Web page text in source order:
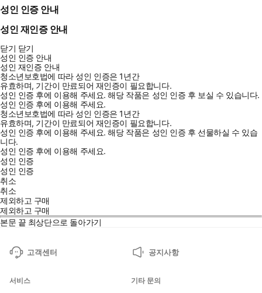
성인 인증 안내
성인 재인증 안내
닫기 닫기
성인 인증 안내
성인 재인증 안내
청소년보호법에 따라 성인 인증은 1년간
유효하며, 기간이 만료되어 재인증이 필요합니다.
성인 인증 후에 이용해 주세요.해당 작품은 성인 인증 후 보실 수 있습니다.
성인 인증 후에 이용해 주세요.
청소년보호법에 따라 성인 인증은 1년간
유효하며, 기간이 만료되어 재인증이 필요합니다.
성인 인증 후에 이용해 주세요.해당 작품은 성인 인증 후 선물하실 수 있습
니다.
성인 인증 후에 이용해 주세요.
성인 인증
성인 인증
취소
취소
제외하고 구매
제외하고 구매
본문 끝 최상단으로 돌아가기
고객센터 공지사항
서비스
기타 문의